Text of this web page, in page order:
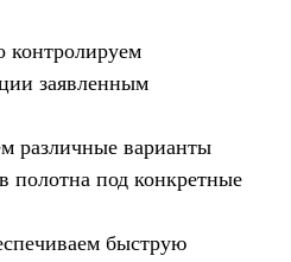
контролируем
заявленным
различные варианты
полотна под конкретные
быструю